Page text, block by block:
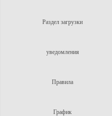
Раздел загрузки
уведомления
Правила
График